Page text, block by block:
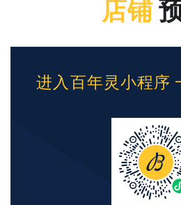
店铺
进入百年灵小程序